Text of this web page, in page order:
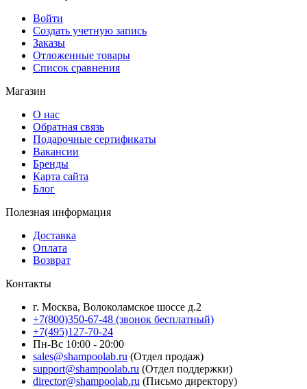
Войти
Создать учетную запись
Заказы
Отложенные товары
Список сравнения
Магазин
О нас
Обратная связь
Подарочные сертификаты
Вакансии
Бренды
Карта сайта
Блог
Полезная информация
Доставка
Оплата
Возврат
Контакты
г. Москва, Волоколамское шоссе д.2
+7(800)350-67-48 (звонок бесплатный)
+7(495)127-70-24
Пн-Вс 10:00 - 20:00
sales@shampoolab.ru (Отдел продаж)
support@shampoolab.ru (Отдел поддержки)
director@shampoolab.ru (Письмо директору)